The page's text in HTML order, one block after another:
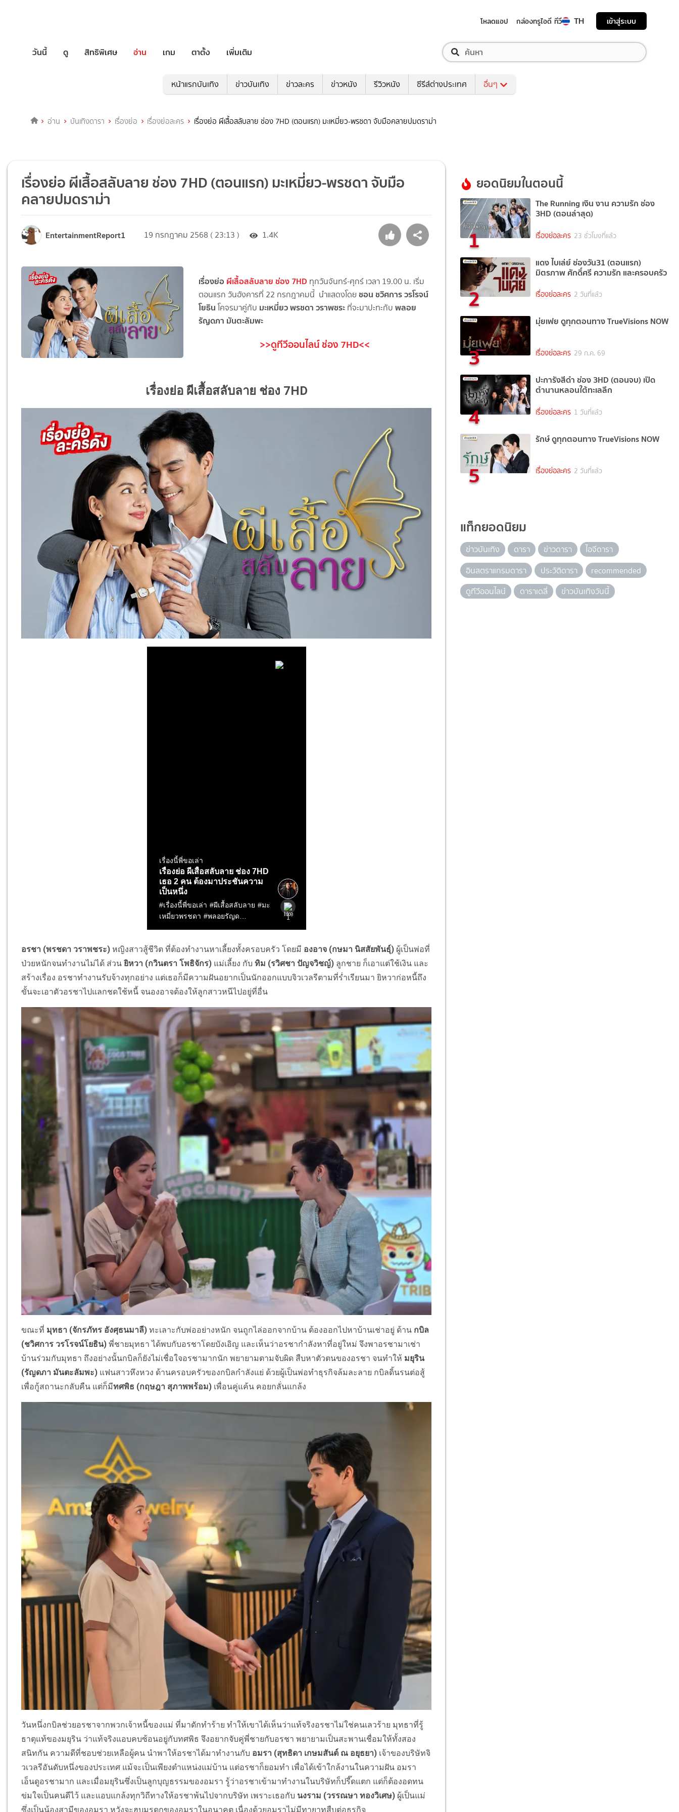
โหลดแอป กล่องทรูไอดี ทีวี TH เข้าสู่ระบบ
วันนี้ ดู สิทธิพิเศษ อ่าน เกม ตาตั้ง เพิ่มเติม
หน้าแรกบันเทิง ข่าวบันเทิง ข่าวละคร ข่าวหนัง รีวิวหนัง ซีรีส์ต่างประเทศ อื่นๆ
อ่าน บันเทิงดารา เรื่องย่อ เรื่องย่อละคร เรื่องย่อ ผีเสื้อสลับลาย ช่อง 7HD (ตอนแรก) มะเหมี่ยว-พรชดา จับมือคลายปมดราม่า
เรื่องย่อ ผีเสื้อสลับลาย ช่อง 7HD (ตอนแรก) มะเหมี่ยว-พรชดา จับมือ
คลายปมดราม่า
EntertainmentReport1 19 กรกฎาคม 2568 ( 23:13 ) 1.4K
เรื่องย่อ ผีเสื้อสลับลาย ช่อง 7HD ทุกวันจันทร์-ศุกร์ เวลา 19.00 น. เริ่ม
ตอนแรก วันอังคารที่ 22 กรกฎาคมนี้ นำแสดงโดย ชอนชวิศการ วรโรจน์
โยธิน โคจรมาคู่กับ มะเหมี่ยวพรชดา วราพชระที่จะมาปะทะกับ พลอย
รัญดภา มันตะลัมพะ
>>ดูทีวีออนไลน์ ช่อง 7HD<<
เรื่องย่อ ผีเสื้อสลับลาย ช่อง 7HD
อรชา (พรชดา วราพชระ) หญิงสาวสู้ชีวิต ที่ต้องทำงานหาเลี้ยงทั้งครอบครัว โดยมี องอาจ (กษมา นิสสัยพันธุ์) ผู้เป็นพ่อที่
ป่วยหนักจนทำงานไม่ได้ ส่วนยิหวา (กวินตรา โพธิจักร) แม่เลี้ยง กับทิม (รวิศชา ปัญจวิชญ์) ลูกชาย ก็เอาแต่ใช้เงิน และ
สร้างเรื่อง อรชาทำงานรับจ้างทุกอย่าง แต่เธอก็มีความฝันอยากเป็นนักออกแบบจิวเวลรีตามที่ร่ำเรียนมา ยิหวาก่อหนี้ถึง
ขั้นจะเอาตัวอรชาไปแลกชดใช้หนี้ จนองอาจต้องให้ลูกสาวหนีไปอยู่ที่อื่น
ขณะที่ มุทธา (จักรภัทร อังศุธนมาลี) ทะเลาะกับพ่ออย่างหนัก จนถูกไล่ออกจากบ้าน ต้องออกไปหาบ้านเช่าอยู่ ด้าน กบิล
(ชวิศการ วรโรจน์โยธิน) พี่ชายมุทธา ได้พบกับอรชาโดยบังเอิญ และเห็นว่าอรชากำลังหาที่อยู่ใหม่ จึงพาอรชามาเช่า
บ้านร่วมกับมุทธา ถึงอย่างนั้นกบิลก็ยังไม่เชื่อใจอรชามากนัก พยายามตามจับผิด สืบหาตัวตนของอรชา จนทำให้ มยุริน
(รัญดภา มันตะลัมพะ) แฟนสาวหึงหวง ด้านครอบครัวของกบิลกำลังแย่ ด้วยผู้เป็นพ่อทำธุรกิจล้มละลาย กบิลดิ้นรนต่อสู้
เพื่อกู้สถานะกลับคืน แต่ก็มีทศพิธ (กฤษฎา สุภาพพร้อม) เพื่อนคู่แค้น คอยกลั่นแกล้ง
วันหนึ่งกบิลช่วยอรชาจากพวกเจ้าหนี้ของแม่ ที่มาดักทำร้าย ทำให้เขาได้เห็นว่าแท้จริงอรชาไม่ใช่คนเลวร้าย มุทธาที่รู้
ธาตุแท้ของมยุริน ว่าแท้จริงแอบคบซ้อนอยู่กับทศพิธ จึงอยากจับคู่พี่ชายกับอรชา พยายามเป็นสะพานเชื่อมให้ทั้งสอง
สนิทกัน ความดีที่ชอบช่วยเหลือผู้คน นำพาให้อรชาได้มาทำงานกับ อมรา (สุทธิดา เกษมสันต์ ณ อยุธยา) เจ้าของบริษัทจิ
วเวลรีอันดับหนึ่งของประเทศ แม้จะเป็นเพียงตำแหน่งแม่บ้าน แต่อรชาก็ยอมทำ เพื่อได้เข้าใกล้งานในความฝัน อมรา
เอ็นดูอรชามาก และเมื่อมยุรินซึ่งเป็นลูกบุญธรรมของอมรา รู้ว่าอรชาเข้ามาทำงานในบริษัทก็ปรี๊ดแตก แต่ก็ต้องอดทน
ข่มใจเป็นคนดีไว้ และแอบแกล้งทุกวิถีทางให้อรชาพ้นไปจากบริษัท เพราะเธอกับ นงราม (วรรณษา ทองวิเศษ) ผู้เป็นแม่
ซึ่งเป็นน้องสามีของอมรา หวังจะฮุบมรดกของอมราในอนาคต เนื่องด้วยอมราไม่มีทายาทสืบต่อธุรกิจ
ยอดนิยมในตอนนี้
1
The Running เงิน งาน ความรัก ช่อง
3HD (ตอนล่าสุด)
เรื่องย่อละคร 23 ชั่วโมงที่แล้ว
2
แดง ไบเล่ย์ ช่องวัน31 (ตอนแรก)
มิตรภาพ ศักดิ์ศรี ความรัก และครอบครัว
เรื่องย่อละคร 2 วันที่แล้ว
3
มุ่ยเฟย ดูทุกตอนทาง TrueVisions NOW
เรื่องย่อละคร 29 ก.ค. 69
4
ปะการังสีดำ ช่อง 3HD (ตอนจบ) เปิด
ตำนานหลอนใต้ทะเลลึก
เรื่องย่อละคร 1 วันที่แล้ว
5
รักษ์ ดูทุกตอนทาง TrueVisions NOW
เรื่องย่อละคร 2 วันที่แล้ว
แท็กยอดนิยม
ข่าวบันเทิง ดารา ข่าวดารา
ไอจีดารา
อินสตราแกรมดารา
ประวัติดารา
recommended
ดูทีวีออนไลน์
ดาราเดลี่ ข่าวบันเทิงวันนี้